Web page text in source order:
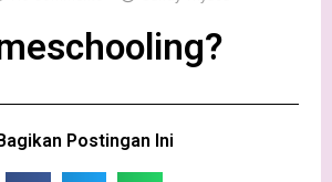
Postingan Ini​